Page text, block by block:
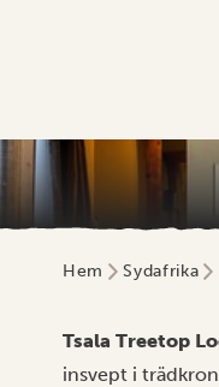
Hem Sydafrika
Tsala Treetop
insvept i